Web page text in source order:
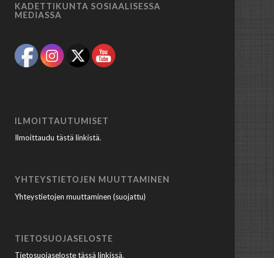
KADETTIKUNTA SOSIAALISESSA
MEDIASSA
ILMOITTAUTUMISET
Ilmoittaudu tästä linkistä.
YHTEYSTIETOJEN MUUTTAMINEN
Yhteystietojen muuttaminen (suojattu)
TIETOSUOJASELOSTE
Tietosuojaseloste tässä linkissä.